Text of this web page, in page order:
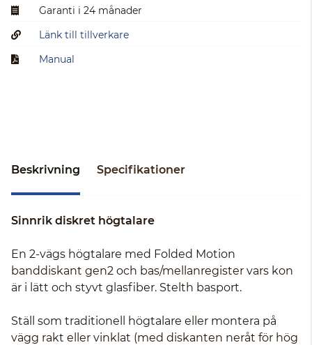
Garanti i 24 månader
Länk till tillverkare
Manual
Beskrivning Specifikationer
Sinnrik diskret högtalare
En 2-vägs högtalare med Folded Motion
banddiskant gen2 och bas/mellanregister vars kon
är i lätt och styvt glasfiber. Stelth basport.
Ställ som traditionell högtalare eller montera på
vägg rakt eller vinklat (med diskanten neråt för hög